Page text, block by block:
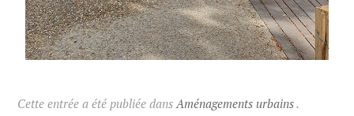
Cette entrée a été publiée dans Aménagements urbains.